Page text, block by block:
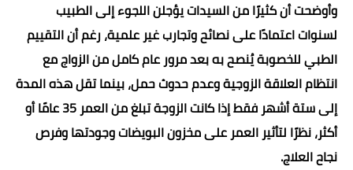
وأوضحت أن كثيرًا من السيدات يؤجلن اللجوء إلى الطبيب
لسنوات اعتمادًا على نصائح وتجارب غير علمية، رغم أن التقييم
الطبي للخصوبة يُنصح به بعد مرور عام كامل من الزواج مع
انتظام العلاقة الزوجية وعدم حدوث حمل، بينما تقل هذه المدة
إلى ستة أشهر فقط إذا كانت الزوجة تبلغ من العمر 35 عامًا أو
أكثر، نظرًا لتأثير العمر على مخزون البويضات وجودتها وفرص
نجاح العلاج.